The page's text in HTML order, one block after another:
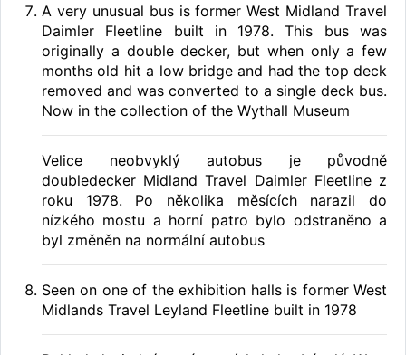
A very unusual bus is former West Midland Travel
Daimler Fleetline built in 1978. This bus was
originally a double decker, but when only a few
months old hit a low bridge and had the top deck
removed and was converted to a single deck bus.
Now in the collection of the Wythall Museum
Velice neobvyklý autobus je původně
doubledecker Midland Travel Daimler Fleetline z
roku 1978. Po několika měsících narazil do
nízkého mostu a horní patro bylo odstraněno a
byl změněn na normální autobus
Seen on one of the exhibition halls is former West
Midlands Travel Leyland Fleetline built in 1978